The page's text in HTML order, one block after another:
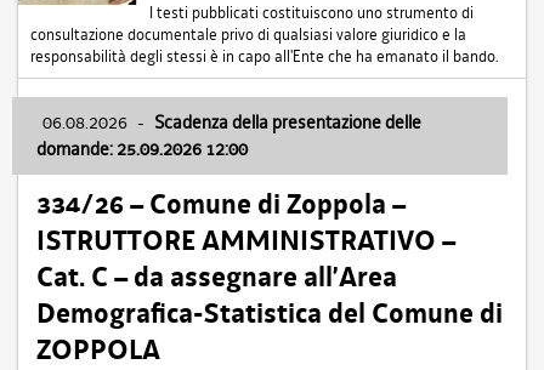
I testi pubblicati costituiscono uno strumento di
consultazione documentale privo di qualsiasi valore giuridico e la
responsabilità degli stessi è in capo all'Ente che ha emanato il bando.
06.08.2026 - Scadenza della presentazione delle
domande: 25.09.2026 12:00
334/26 – Comune di Zoppola –
ISTRUTTORE AMMINISTRATIVO –
Cat. C – da assegnare all’Area
Demografica-Statistica del Comune di
ZOPPOLA